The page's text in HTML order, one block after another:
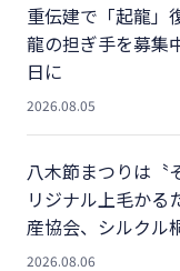
重伝建で「起龍」
龍の担ぎ手を募
日に
2026.08.05
八木節まつりは
リジナル上毛か
産協会、シルクル
2026.08.06